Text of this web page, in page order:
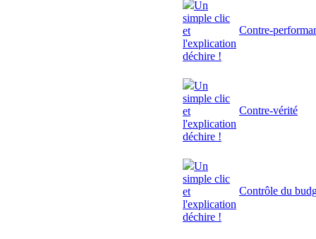
Un
simple clic
et
l'explication
déchire !
Contre-
Un
simple clic
et
l'explication
déchire !
Contre-vérité
Un
simple clic
et
l'explication
déchire !
Contrôle du